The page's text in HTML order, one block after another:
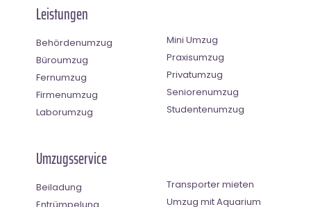
Leistungen
Behördenumzug
Büroumzug
Fernumzug
Firmenumzug
Laborumzug
Mini Umzug
Praxisumzug
Privatumzug
Seniorenumzug
Studentenumzug
Umzugsservice
Beiladung
Entrümpelung
Transporter mieten
Umzug mit Aquarium